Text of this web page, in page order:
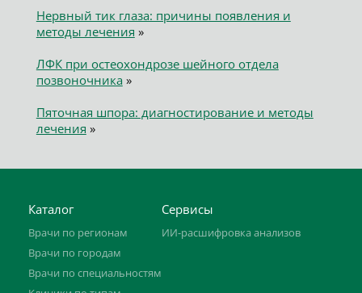
Нервный тик глаза: причины появления и
методы лечения »
ЛФК при остеохондрозе шейного отдела
позвоночника»
Пяточная шпора: диагностирование и методы
лечения »
Каталог
Врачи по регионам
Врачи по городам
Врачи по специальностям
Сервисы
ИИ-расшифровка анализов